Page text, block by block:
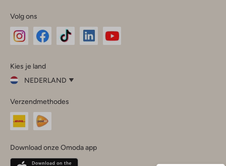
Volg ons
InstagramFacebook
Kies je land
NEDERLAND
je
land
Nederland
Belgique(Français)
Verzendmethodes
Download onze Omoda app